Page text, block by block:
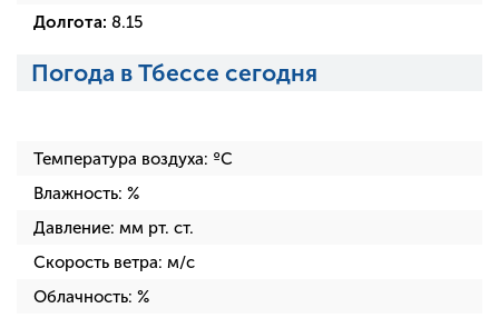
Долгота: 8.15
Погода в Тбессе сегодня
Температура воздуха: ºC
Влажность: %
Давление: мм рт. ст.
Скорость ветра: м/с
Облачность: %